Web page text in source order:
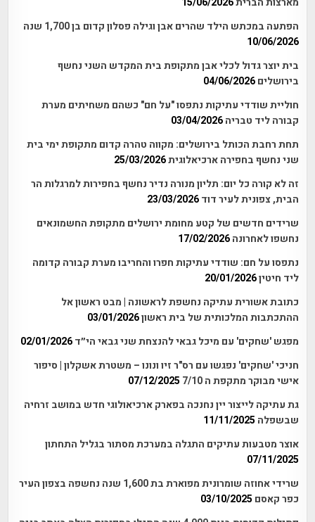
הפתעה במכתש הילד שהרים אבן וגילה פסלון קדום בן 1,700 שנה
10/06/2026
בית יוצר גדול לכלי אבן מתקופת בית המקדש השני נחשף
בירושלים 04/06/2026
חוליית שודדי עתיקות נתפסו "על חם" כשהם משחיתים מערת
קבורה ליד טבריה 03/04/2026
תחת רחבת הכותל בירושלים: מקווה טהרה קדום מתקופת ימי בית
שני נחשף בחפירה ארכיאלוגית25/03/2026
זה לא קורה כל יום: תליון מנורה נדיר נחשף בחפירות למרגלות הר
הבית, צפונית לעיר דוד 23/03/2026
שרידים חדשים של קטע מחומת ירושלים מתקופת החשמונאים
נחשפו לאחרונה 17/02/2026
נתפסו על חם: שודדי עתיקות חפרו והחריבו מערת קבורה קדומה
ליד חיטין20/01/2026
כתובת אשורית עתיקה נחשפת לראשונה | מבט ראשון אל
ההתכתבות המלכותית של בית ראשון03/01/2026
מפגש 'שחקים' עם מיכל גבאי להנצחת שני גבאי הי״ד 02/01/2026
חניכי 'שחקים' נפגשו עם רס"ר זיו ונונו – משטרת אשקלון | סיפור
אישי מבוקר מתקפת ה 7/10
07/12/2025
גת עתיקה לייצור יין נחנכה בפארק ארכיאולוגי חדש במושב זרחיה
שבשפלה 11/11/2025
אוצר מטבעות עתיקים התגלה במערכת מסתור בגליל התחתון
07/11/2025
שרידי אחוזה שומרונית מפוארת בת 1,600 שנה נחשפה בצפון העיר
כפר קאסם 03/10/2025